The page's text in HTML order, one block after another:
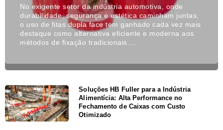
No exigente setor da indústria automotiva, onde
durabilidade, segurança e estética caminham juntas,
o uso de fitas dupla face tem ganhado cada vez mais
destaque como alternativa eficiente e moderna aos
métodos de fixação tradicionais.…
Soluções HB Fuller para a Indústria
Alimentícia: Alta Performance no
Fechamento de Caixas com Custo
Otimizado